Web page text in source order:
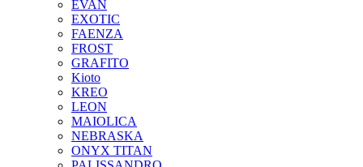
EVAN
EXOTIC
FAENZA
FROST
GRAFITO
Kioto
KREO
LEON
MAIOLICA
NEBRASKA
ONYX TITAN